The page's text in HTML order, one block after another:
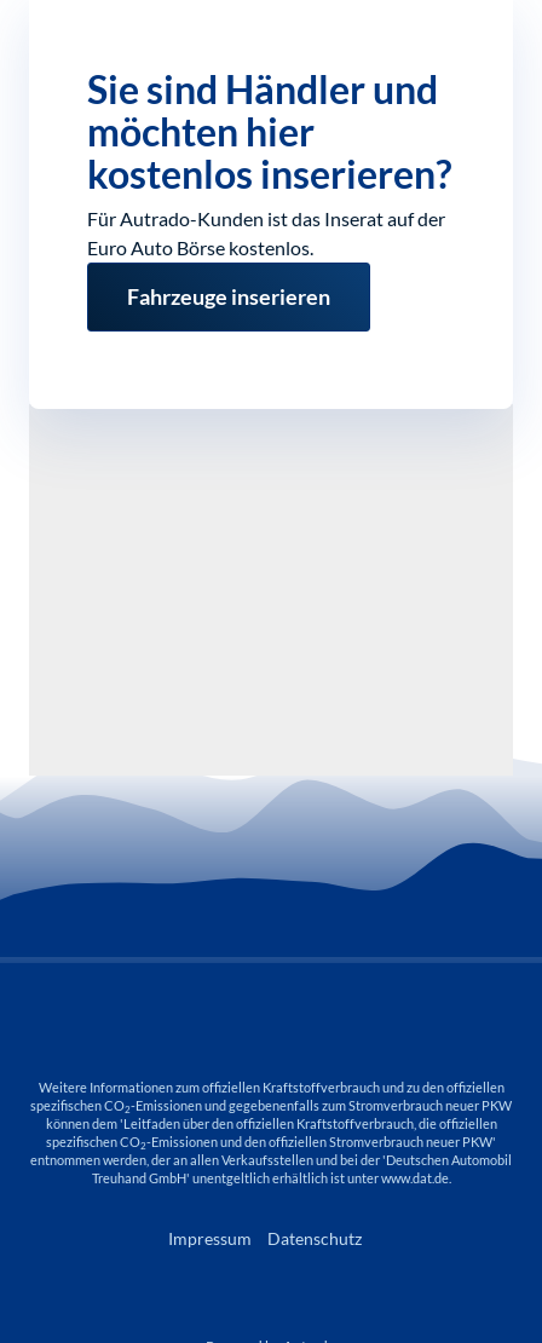
Sie sind Händler und
möchten hier
kostenlos inserieren?
Für Autrado-Kunden ist das Inserat auf der
Euro Auto Börse kostenlos.
Fahrzeuge inserieren
Weitere Informationen zum offiziellen Kraftstoffverbrauch und zu den offiziellen
spezifischen CO2-Emissionen und gegebenenfalls zum Stromverbrauch neuer PKW
können dem 'Leitfaden über den offiziellen Kraftstoffverbrauch, die offiziellen
spezifischen CO2-Emissionen und den offiziellen Stromverbrauch neuer PKW'
entnommen werden, der an allen Verkaufsstellen und bei der 'Deutschen Automobil
Treuhand GmbH' unentgeltlich erhältlich ist unter www.dat.de.
Impressum Datenschutz